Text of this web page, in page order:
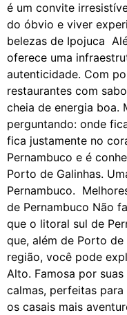
é um convite
do óbvio e viver
belezas de Ipojuca
oferece uma
autenticidade. Com
restaurantes com
cheia de energia boa.
perguntando: onde
fica justamente no
Pernambuco e é
Porto de Galinhas.
Pernambuco.
de Pernambuco Não
que o litoral sul de
que, além de Porto de
região, você pode
Alto. Famosa por
calmas, perfeitas
os casais mais